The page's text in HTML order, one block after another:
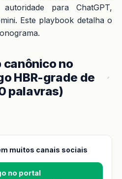
para ChatGPT,
Este playbook detalha o
canônico no
HBR-grade de
palavras)
muitos canais sociais
no portal